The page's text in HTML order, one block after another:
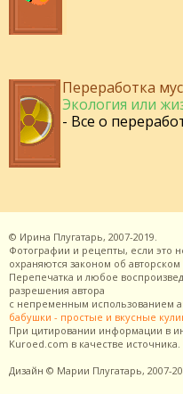
Переработка
Экология или
- Все о
© Ирина Плугатарь, 2007-2019.
Фотографии и рецепты, если это
охраняются законом об авторском
Перепечатка и любое
разрешения автора
с непременным использованием
бабушки - простые и вкусные
При цитировании информации в
Kuroed.com в качестве источника.
Дизайн © Марии Плугатарь, 2007-